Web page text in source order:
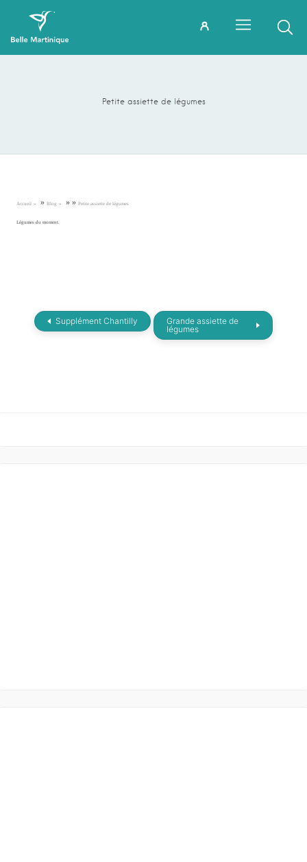
Petite assiette de légumes
Accueil » Blog » » Petite assiette de légumes
Légumes du moment.
Supplément Chantilly
Grande assiette de
légumes